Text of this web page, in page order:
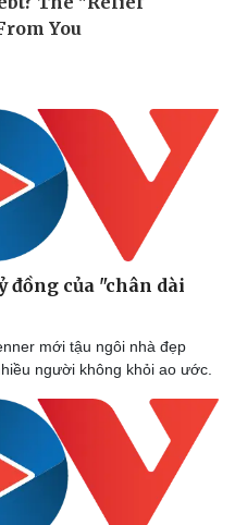
đồng của "chân dài
mới tậu ngôi nhà đẹp
người không khỏi ao ước.